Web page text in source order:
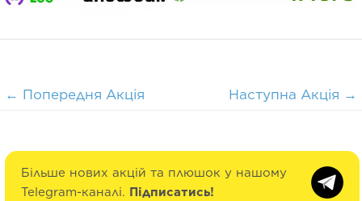
← Попередня Акція Наступна Акція →
Більше нових акцій та плюшок у нашому
Telegram-каналі. Підписатись!